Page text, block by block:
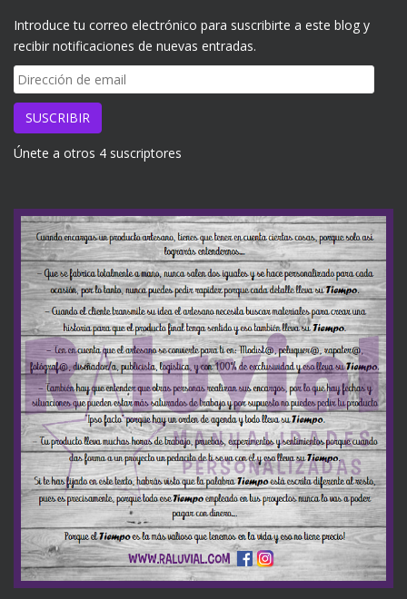
Introduce tu correo electrónico para suscribirte a este blog y
recibir notificaciones de nuevas entradas.
Dirección
de
email
SUSCRIBIR
Únete a otros 4 suscriptores